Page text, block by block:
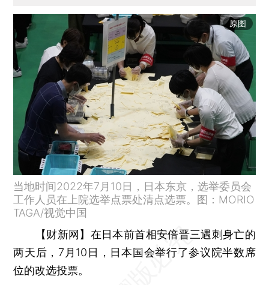
原图
当地时间2022年7月10日，日本东京，选举委员会
工作人员在上院选举点票处清点选票。图：MORIO
TAGA/视觉中国
【财新网】 在日本前首相安倍晋三遇刺身亡的
两天后，7月10日，日本国会举行了参议院半数席
位的改选投票。